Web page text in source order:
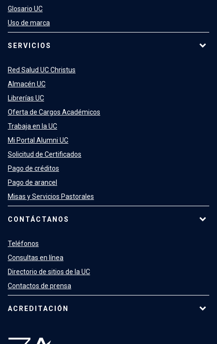
Glosario UC
Uso de marca
SERVICIOS
Red Salud UC Christus
Almacén UC
Librerías UC
Oferta de Cargos Académicos
Trabaja en la UC
Mi Portal Alumni UC
Solicitud de Certificados
Pago de créditos
Pago de arancel
Misas y Servicios Pastorales
CONTÁCTANOS
Teléfonos
Consultas en línea
Directorio de sitios de la UC
Contactos de prensa
ACREDITACIÓN